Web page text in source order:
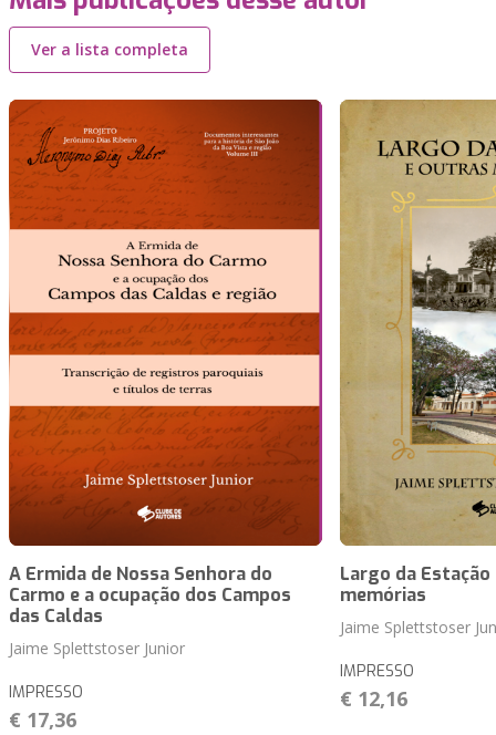
Ver a lista completa
A Ermida de Nossa Senhora do
Carmo e a ocupação dos Campos
das Caldas
Jaime Splettstoser Junior
IMPRESSO
€ 17,36
Largo da
memórias
Jaime Splettstoser
IMPRESSO
€ 12,16